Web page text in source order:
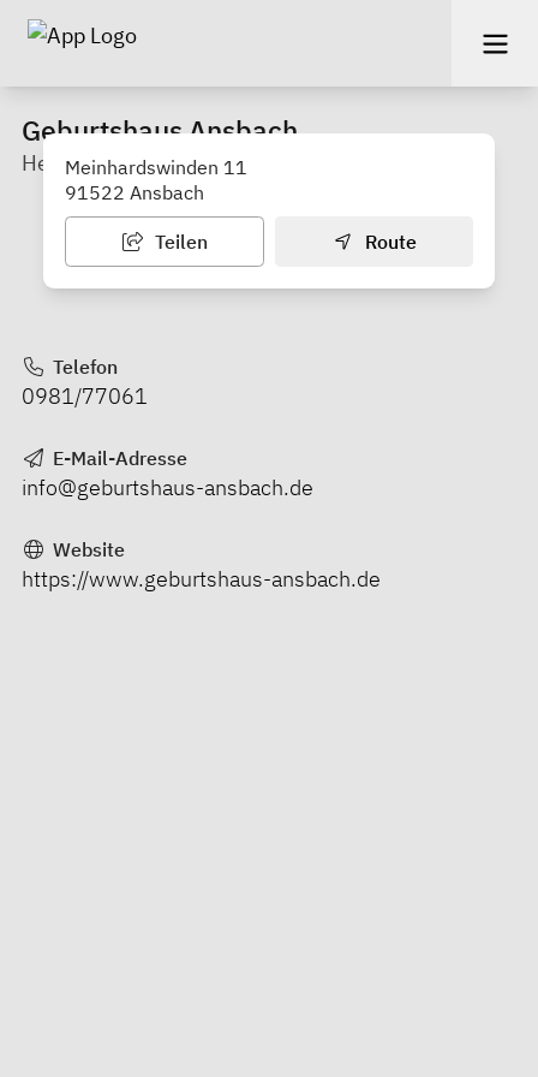
Geburtshaus Ansbach
Hebammen
Meinhardswinden 11
91522 Ansbach
Teilen Route
Telefon
0981/77061
E-Mail-Adresse
info@geburtshaus-ansbach.de
Website
https://www.geburtshaus-ansbach.de